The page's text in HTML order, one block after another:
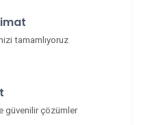
tamamlıyoruz
güvenilir çözümler